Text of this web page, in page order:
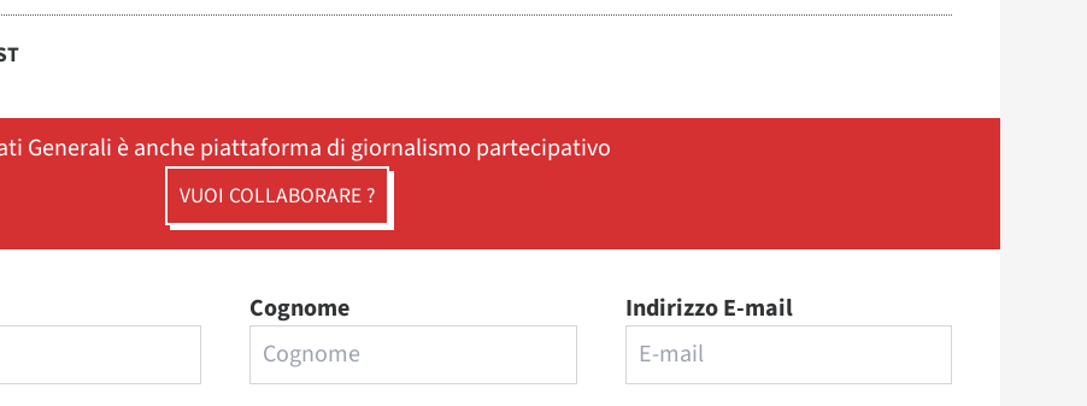
Generali è anche piattaforma di giornalismo partecipativo
VUOI COLLABORARE ?
Cognome Indirizzo E-mail